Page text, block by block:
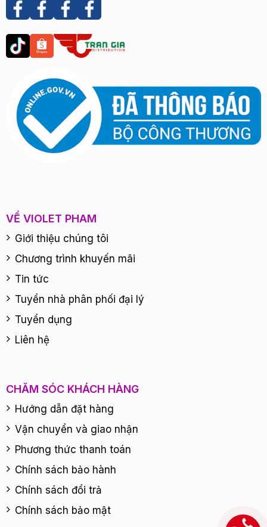
VỀ VIOLET PHAM
Giới thiệu chúng tôi
Chương trình khuyến mãi
Tin tức
Tuyển nhà phân phối đại lý
Tuyển dụng
Liên hệ
CHĂM SÓC KHÁCH HÀNG
Hướng dẫn đặt hàng
Vận chuyển và giao nhận
Phương thức thanh toán
Chính sách bảo hành
Chính sách đổi trả
Chính sách bảo mật